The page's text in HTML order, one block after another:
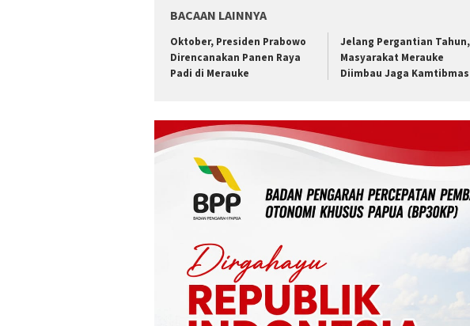
BACAAN LAINNYA
Oktober, Presiden Prabowo
Direncanakan Panen Raya
Padi di Merauke
Jelang Pergantian Tahun,
Masyarakat Merauke
Diimbau Jaga Kamtibmas